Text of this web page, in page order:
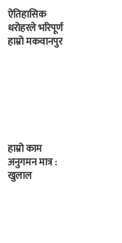
ऐतिहासिक
धरोहरले भरिपूर्ण
हाम्रो मकवानपुर
हाम्रो काम
अनुगमन मात्र :
खुलाल